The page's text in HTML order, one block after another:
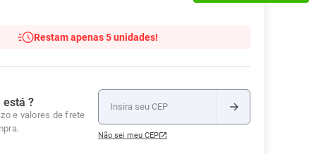
Umedecidas
Roupas Íntimas
Ver Tudo
Ver Tudo
Ver Tudo
Restam apenas 5 unidades!
está ?
e valores de frete
Não sei meu CEP